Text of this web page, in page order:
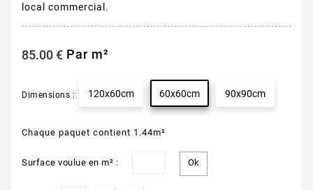
local commercial.
85.00 € Par m²
Dimensions : 120x60cm 60x60cm 90x90cm
Chaque paquet contient 1.44m²
Surface voulue en m² :